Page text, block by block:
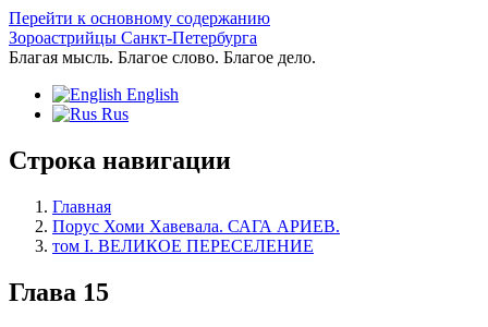
Перейти к основному содержанию
Зороастрийцы Санкт-Петербурга
Благая мысль. Благое слово. Благое дело.
English
Rus
Строка навигации
Главная
Порус Хоми Хавевала. САГА АРИЕВ.
том I. ВЕЛИКОЕ ПЕРЕСЕЛЕНИЕ
Глава 15